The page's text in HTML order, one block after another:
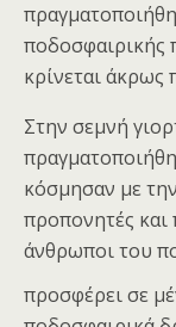
ποδοσφαιρικής
κρίνεται άκρως
Στην σεμνή
κόσμησαν με
προπονητές και
άνθρωποι του
προσφέρεισε